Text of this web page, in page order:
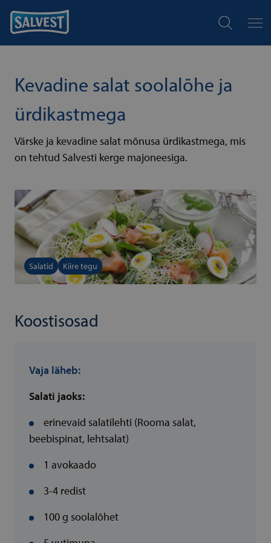
Kevadine salat soolalõhe ja
ürdikastmega
Värske ja kevadine salat mõnusa ürdikastmega, mis
on tehtud Salvesti kerge majoneesiga.
Salatid Kiire tegu
Koostisosad
Vaja läheb:
Salati jaoks:
erinevaid salatilehti (Rooma salat,
beebispinat, lehtsalat)
1 avokaado
3-4 redist
100 g soolalõhet